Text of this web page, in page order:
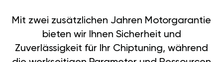
Mit zwei zusätzlichen Jahren Motorgarantie
bieten wir Ihnen Sicherheit und
Zuverlässigkeit für Ihr Chiptuning, während